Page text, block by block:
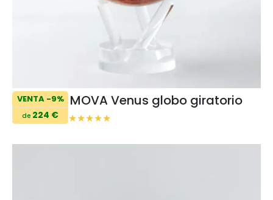
VENTA -9%
de 224 €
MOVA Venus globo giratorio